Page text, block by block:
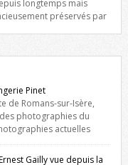
longtemps mais
préservés par
des Capucins !
Pinet
de Romans-sur-Isère,
photographies du
actuelles
de la place Jean
à Romans. La
Gailly vue depuis la